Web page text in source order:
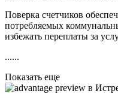
Поверка счетчиков
потребляемых
избежать переплаты за
......
Показать еще
в